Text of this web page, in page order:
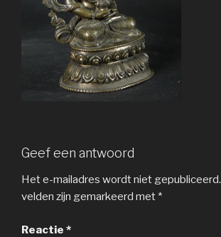
Geef een antwoord
Het e-mailadres wordt niet gepubliceerd.
velden zijn gemarkeerd met *
Reactie *